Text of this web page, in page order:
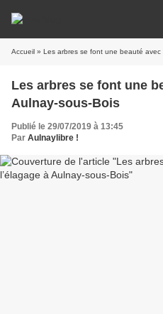
Accueil » Les arbres se font une beauté avec
Les arbres se font une
Aulnay-sous-Bois
Publié le 29/07/2019 à 13:45
Par Aulnaylibre !